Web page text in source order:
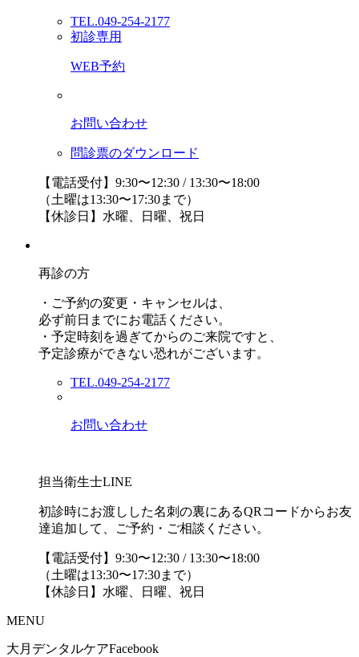
TEL.049-254-2177
初診専用
WEB予約
お問い合わせ
問診票のダウンロード
【電話受付】9:30〜12:30 / 13:30〜18:00
（土曜は13:30〜17:30まで）
【休診日】水曜、日曜、祝日
再診の方
・ご予約の変更・キャンセルは、
必ず前日までにお電話ください。
・予定時刻を過ぎてからのご来院ですと、
予定診療ができない恐れがございます。
TEL.049-254-2177
お問い合わせ
担当衛生士LINE
初診時にお渡しした名刺の裏にあるQRコードからお友
達追加して、ご予約・ご相談ください。
【電話受付】9:30〜12:30 / 13:30〜18:00
（土曜は13:30〜17:30まで）
【休診日】水曜、日曜、祝日
MENU
大月デンタルケアFacebook